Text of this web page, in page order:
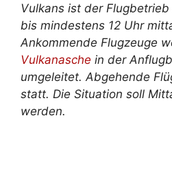
Vulkans ist der
bis mindestens 12 Uhr
Ankommende Flugzeuge
Vulkanasche in der
umgeleitet. Abgehende
statt. Die Situation soll
werden.